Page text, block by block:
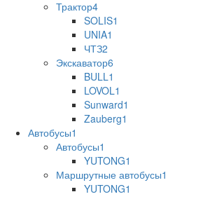
Трактор4
SOLIS1
UNIA1
ЧТЗ2
Экскаватор6
BULL1
LOVOL1
Sunward1
Zauberg1
Автобусы1
Автобусы1
YUTONG1
Маршрутные автобусы1
YUTONG1